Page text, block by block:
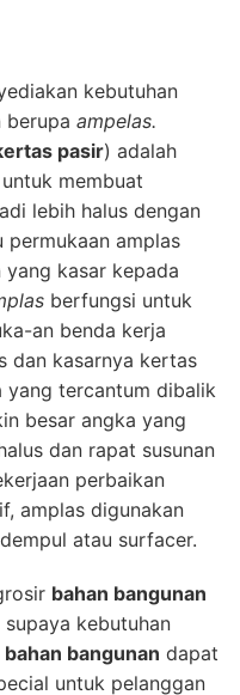
kebutuhan
berupa ampelas.
pasir) adalah
membuat
lebih halus dengan
permukaan amplas
kasar kepada
berfungsi untuk
an benda kerja
dan kasarnya kertas
yang tercantum dibalik
besar angka yang
dan rapat susunan
perbaikan
amplas digunakan
atau surfacer.
bahan bangunan
supaya kebutuhan
bahan bangunan dapat
untuk pelanggan